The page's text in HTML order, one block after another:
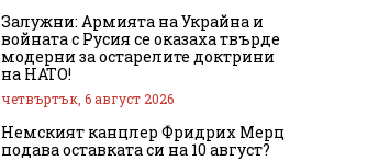
Залужни: Армията на Украйна и
войната с Русия се оказаха твърде
модерни за остарелите доктрини
на НАТО!
четвъртък, 6 август 2026
Немският канцлер Фридрих Мерц
подава оставката си на 10 август?